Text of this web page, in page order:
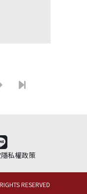
隱私權政策
RESERVED